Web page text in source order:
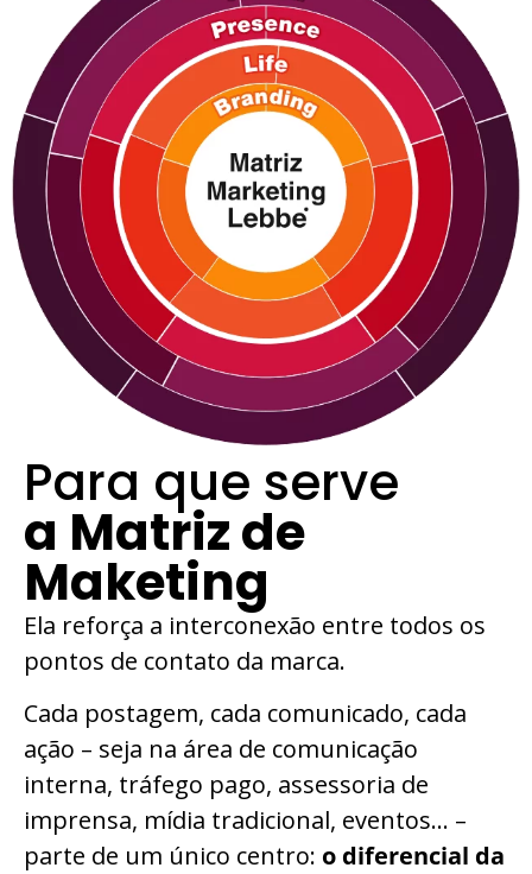
Para que serve
a Matriz de
Maketing
Ela reforça a interconexão entre todos os
pontos de contato da marca.
Cada postagem, cada comunicado, cada
ação – seja na área de comunicação
interna, tráfego pago, assessoria de
imprensa, mídia tradicional, eventos… –
parte de um único centro: o diferencial da